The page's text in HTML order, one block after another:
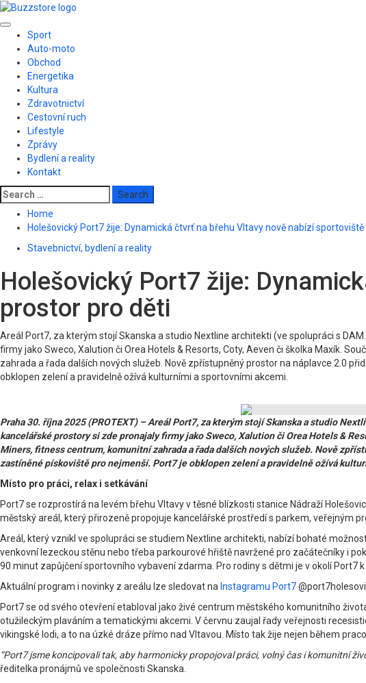
Skip
content
Primary
Menu
Sport
Auto-moto
Obchod
Energetika
Kultura
Zdravotnictví
Cestovní ruch
Lifestyle
Zprávy
Bydlení a reality
Kontakt
Search
for:
Home
Holešovický Port7 žije: Dynamická čtvrť na břehu Vltavy nově nabízí
Stavebnictví, bydlení a reality
Holešovický Port7 žije:
prostor pro děti
Areál Port7, za kterým stojí Skanska a studio Nextline architekti (ve spolupráci s
firmy jako Sweco, Xalution či Orea Hotels & Resorts, Coty, Aeven či školka Maxík.
zahrada a řada dalších nových služeb. Nově zpřístupněný prostor na náplavce 2.0
obklopen zelení a pravidelně ožívá kulturními a sportovními akcemi.
Praha 30. října 2025 (PROTEXT) – Areál Port7, za kterým stojí Skanska a studio
kancelářské prostory si zde pronajaly firmy jako Sweco, Xalution či Orea Hotels &
Miners, fitness centrum, komunitní zahrada a řada dalších nových služeb. Nově
zastíněné pískoviště pro nejmenší. Port7 je obklopen zelení a pravidelně ožívá
Místo pro práci, relax i setkávání
Port7 se rozprostírá na levém břehu Vltavy v těsné blízkosti stanice Nádraží
městský areál, který přirozeně propojuje kancelářské prostředí s parkem, veřejným
Areál, který vznikl ve spolupráci se studiem Nextline architekti, nabízí bohaté
venkovní lezeckou stěnu nebo třeba parkourové hřiště navržené pro začátečníky i
90 minut zapůjčení sportovního vybavení zdarma. Pro rodiny s dětmi je v okolí Port7
Aktuální program i novinky z areálu lze sledovat na Instagramu Port7
Port7 se od svého otevření etabloval jako živé centrum městského komunitního
otužileckým plaváním a tematickými akcemi. V červnu zaujal řady veřejnosti
vikingské lodi, a to na úzké dráze přímo nad Vltavou. Místo tak žije nejen během
“Port7 jsme koncipovali tak, aby harmonicky propojoval práci, volný čas i komunitní
ředitelka pronájmů ve společnosti Skanska.